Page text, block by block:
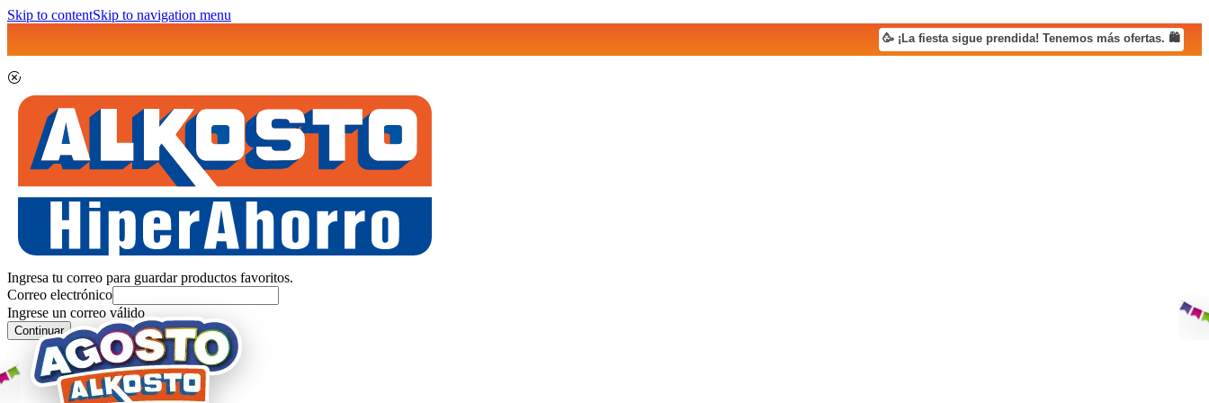
Skip to contentSkip to navigation menu
🥳 ¡La fiesta sigue prendida! Tenemos más ofertas. 🛍️
Ingresa tu correo para guardar productos favoritos.
Correo electrónico
Ingrese un correo válido
Continuar